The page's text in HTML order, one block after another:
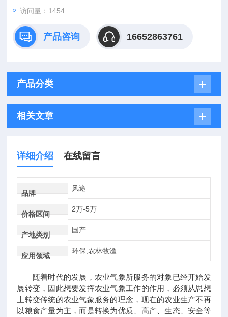
访问量：1454
产品咨询 16652863761
产品分类
相关文章
详细介绍 在线留言
品牌
风途
价格区间
2万-5万
产地类别
国产
应用领域
环保,农林牧渔
随着时代的发展，农业气象所服务的对象已经开始发
展转变，因此想要发挥农业气象工作的作用，必须从思想
上转变传统的农业气象服务的理念，现在的农业生产不再
以粮食产量为主，而是转换为优质、高产、生态、安全等